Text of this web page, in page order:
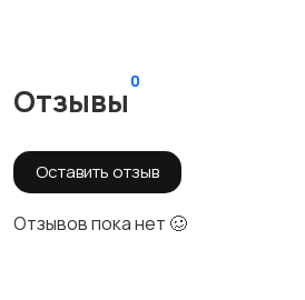
Отзывы
0
Оставить отзыв
Отзывов пока нет 🥴